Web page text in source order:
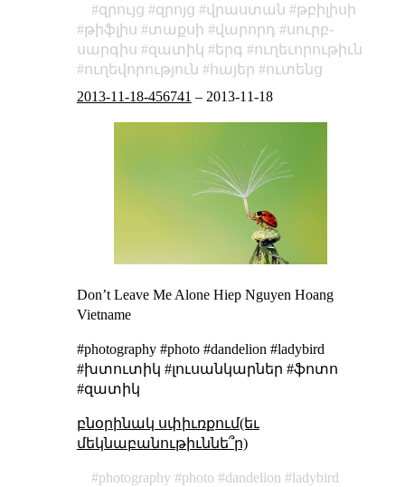
զրույց զրոյց վրաստան
թբիլիսի
թիֆլիս
տաքսի վարորդ
սուրբ֊
սարգիս
զատիկ երգ
ուղեւորութիւն
ուղեվորություն
հայեր
ուտենց
2013-11-18-456741 – 2013-11-18
Don’t Leave Me AloneHiep Nguyen Hoang
Vietname
#photography #photo #dandelion #ladybird
#խտուտիկ #լուսանկարներ #ֆոտո
#զատիկ
բնօրինակ սփիւռքում(եւ
մեկնաբանութիւննե՞ր)
photography photo dandelion
ladybird